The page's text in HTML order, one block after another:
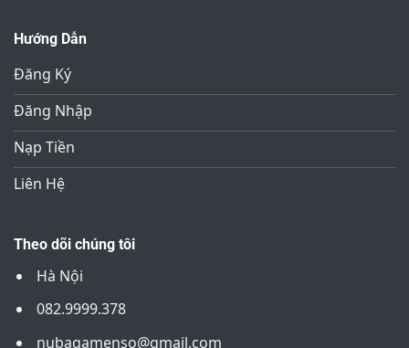
Hướng Dẫn
Đăng Ký
Đăng Nhập
Nạp Tiền
Liên Hệ
Theo dõi chúng tôi
Hà Nội
082.9999.378
nubagamenso@gmail.com